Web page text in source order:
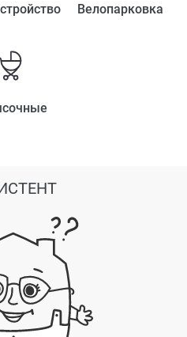
Велопарковка